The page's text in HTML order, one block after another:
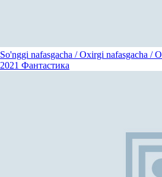
So'nggi nafasgacha / Oxirgi nafasgacha /
2021 Фантастика